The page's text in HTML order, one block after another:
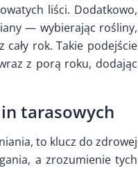
liści. Dodatkowo,
— wybierając rośliny,
rok. Takie podejście
z porą roku, dodając
tarasowych
to klucz do zdrowej
a zrozumienie tych